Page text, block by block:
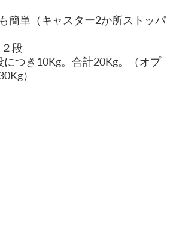
簡単（キャスター2か所ストッパ
段
つき10Kg。合計20Kg。（オプ
）